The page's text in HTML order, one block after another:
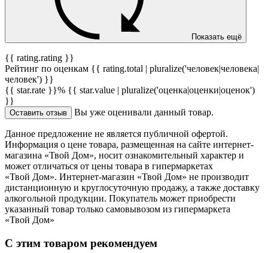
Показать ещё
{{ rating.rating }}
Рейтинг по оценкам {{ rating.total | pluralize('человек|человека|
человек') }}
{{ star.rate }}% {{ star.value | pluralize('оценка|оценки|оценок')
}}
Оставить отзыв Вы уже оценивали данный товар.
Данное предложение не является публичной офертой.
Информация о цене товара, размещенная на сайте интернет-
магазина «Твой Дом», носит ознакомительный характер и
может отличаться от цены товара в гипермаркетах
«Твой Дом». Интернет-магазин «Твой Дом» не производит
дистанционную и круглосуточную продажу, а также доставку
алкогольной продукции. Покупатель может приобрести
указанный товар только самовывозом из гипермаркета
«Твой Дом»
С этим товаром рекомендуем